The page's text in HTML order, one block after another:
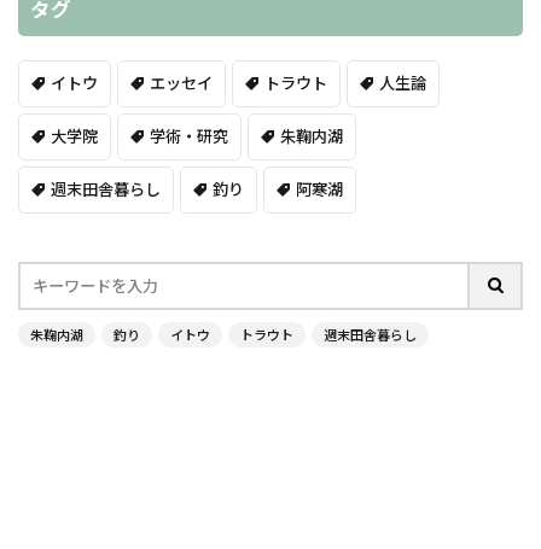
タグ
イトウ エッセイ トラウト 人生論
大学院 学術・研究 朱鞠内湖
週末田舎暮らし 釣り 阿寒湖
朱鞠内湖 釣り イトウ トラウト 週末田舎暮らし